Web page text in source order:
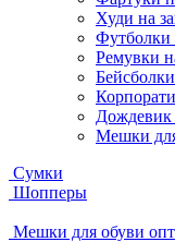
Худи на
Футболки
Ремувки
Дождевик
Мешки
Сумки
Шопперы
Мешки для обуви